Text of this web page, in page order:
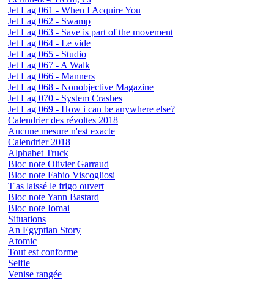
Jet Lag 061 - When I Acquire You
Jet Lag 062 - Swamp
Jet Lag 063 - Save is part of the movement
Jet Lag 064 - Le vide
Jet Lag 065 - Studio
Jet Lag 067 - A Walk
Jet Lag 066 - Manners
Jet Lag 068 - Nonobjective Magazine
Jet Lag 070 - System Crashes
Jet Lag 069 - How i can be anywhere else?
Calendrier des révoltes 2018
Aucune mesure n'est exacte
Calendrier 2018
Alphabet Truck
Bloc note Olivier Garraud
Bloc note Fabio Viscogliosi
T'as laissé le frigo ouvert
Bloc note Yann Bastard
Bloc note Iomai
Situations
An Egyptian Story
Atomic
Tout est conforme
Selfie
Venise rangée